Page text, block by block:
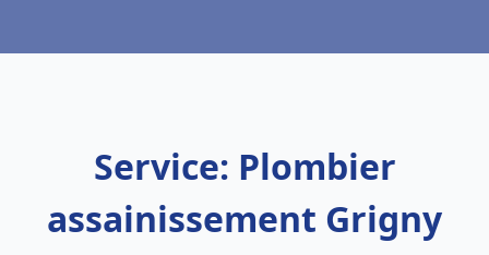
Service: Plombier
assainissement Grigny